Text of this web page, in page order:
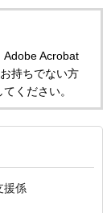
Adobe Acrobat
持ちでない方
ください。
援係